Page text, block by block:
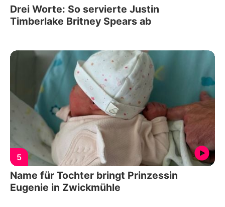
Drei Worte: So servierte Justin
Timberlake Britney Spears ab
5
Name für Tochter bringt Prinzessin
Eugenie in Zwickmühle